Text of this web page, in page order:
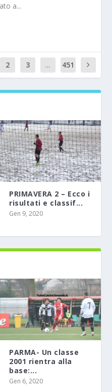
a...
2 3 ...
451
1
PRIMAVERA 2 – Ecco i
risultati e classif...
Gen 9, 2020
PARMA- Un classe
2001 rientra alla
base:...
Gen 6, 2020